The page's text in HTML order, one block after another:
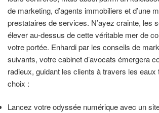
de marketing, d’agents immobiliers et d’une
prestataires de services. N’ayez crainte, les
élever au-dessus de cette véritable mer de
votre portée. Enhardi par les conseils de
suivants, votre cabinet d’avocats émergera
radieux, guidant les clients à travers les
choix :
Lancez votre odyssée numérique avec un